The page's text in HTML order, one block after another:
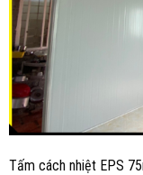
Tấm cách nhiệt EPS